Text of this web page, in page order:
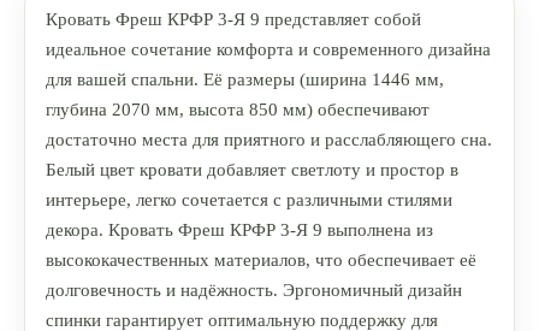
Кровать Фреш КРФР 3-Я 9 представляет собой
идеальное сочетание комфорта и современного дизайна
для вашей спальни. Её размеры (ширина 1446 мм,
глубина 2070 мм, высота 850 мм) обеспечивают
достаточно места для приятного и расслабляющего сна.
Белый цвет кровати добавляет светлоту и простор в
интерьере, легко сочетается с различными стилями
декора. Кровать Фреш КРФР 3-Я 9 выполнена из
высококачественных материалов, что обеспечивает её
долговечность и надёжность. Эргономичный дизайн
спинки гарантирует оптимальную поддержку для